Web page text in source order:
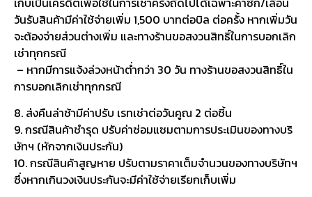
วันรับสินค้ามีค่าใช้จ่ายเพิ่ม 1,500 บาทต่อบิล ต่อครั้ง หากเพิ่มวัน
จะต้องจ่ายส่วนต่างเพิ่ม และทางร้านขอสงวนสิทธิ์ในการบอกเลิก
เช่าทุกกรณี
– หากมีการแจ้งล่วงหน้าต่ำกว่า 30 วัน ทางร้านขอสงวนสิทธิ์ใน
การบอกเลิกเช่าทุกกรณี
8. ส่งคืนล่าช้ามีค่าปรับ เรทเช่าต่อวันคูณ 2 ต่อชิ้น
9. กรณีสินค้าชำรุด ปรับค่าซ่อมแซมตามการประเมินของทางบริ
ษัทฯ (หักจากเงินประกัน)
10. กรณีสินค้าสูญหาย ปรับตามราคาเต็มจำนวนของทางบริษัทฯ
ซึ่งหากเกินวงเงินประกันจะมีค่าใช้จ่ายเรียกเก็บเพิ่ม